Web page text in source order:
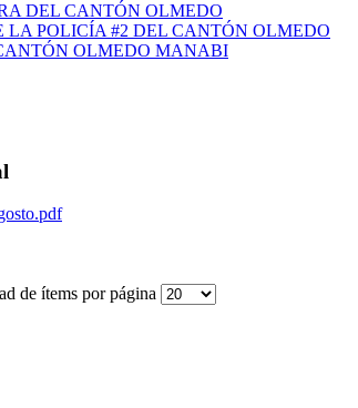
DEL CANTÓN OLMEDO
POLICÍA #2 DEL CANTÓN OLMEDO
OLMEDO MANABI
de ítems por página